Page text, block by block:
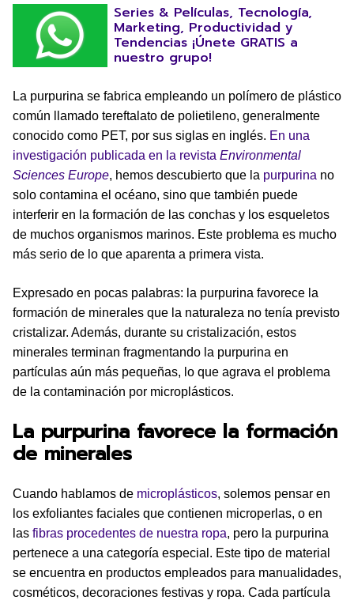
Series & Películas, Tecnología,
Marketing, Productividad y
Tendencias ¡Únete GRATIS a
nuestro grupo!
La purpurina se fabrica empleando un polímero de plástico
común llamado tereftalato de polietileno, generalmente
conocido como PET, por sus siglas en inglés. En una
investigación publicada en la revista Environmental
Sciences Europe, hemos descubierto que la purpurina no
solo contamina el océano, sino que también puede
interferir en la formación de las conchas y los esqueletos
de muchos organismos marinos. Este problema es mucho
más serio de lo que aparenta a primera vista.
Expresado en pocas palabras: la purpurina favorece la
formación de minerales que la naturaleza no tenía previsto
cristalizar. Además, durante su cristalización, estos
minerales terminan fragmentando la purpurina en
partículas aún más pequeñas, lo que agrava el problema
de la contaminación por microplásticos.
La purpurina favorece la formación
de minerales
Cuando hablamos de microplásticos, solemos pensar en
los exfoliantes faciales que contienen microperlas, o en
las fibras procedentes de nuestra ropa, pero la purpurina
pertenece a una categoría especial. Este tipo de material
se encuentra en productos empleados para manualidades,
cosméticos, decoraciones festivas y ropa. Cada partícula